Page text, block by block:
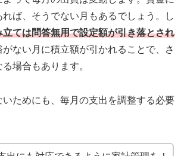
ば、そうでない月もあるでしょう。し
立ては問答無用で設定額が引き落とされ
がない月に積立額が引かれることで、さ
場合もあります。
いためにも、毎月の支出を調整する必要